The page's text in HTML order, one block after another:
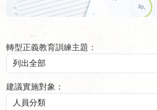
轉型正義教育訓練主題：
建議實施對象：